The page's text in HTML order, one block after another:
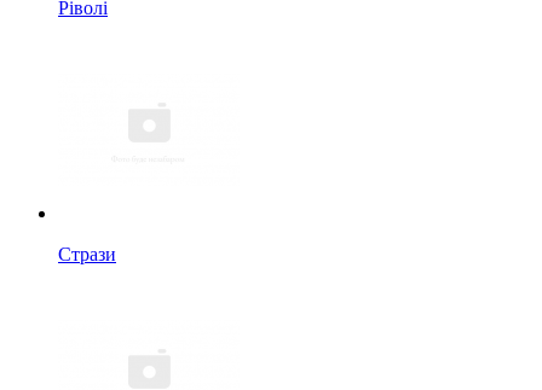
Ріволі
Стрази